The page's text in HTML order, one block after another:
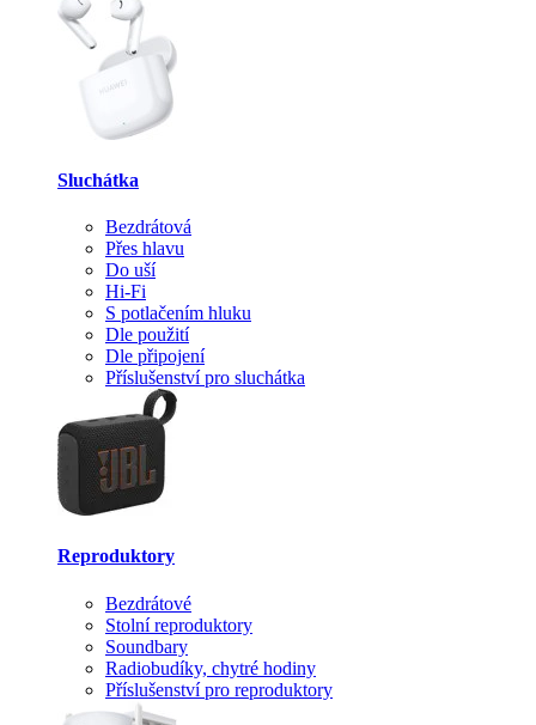
Sluchátka
Bezdrátová
Přes hlavu
Do uší
Hi-Fi
S potlačením hluku
Dle použití
Dle připojení
Příslušenství pro sluchátka
Reproduktory
Bezdrátové
Stolní reproduktory
Soundbary
Radiobudíky, chytré hodiny
Příslušenství pro reproduktory